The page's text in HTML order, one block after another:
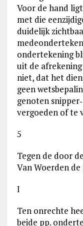
Voor de hand
met die
duidelijk
ondertekening
uit de
niet, dat het
geen
genoten
vergoeden of te
5
Tegen de door
Van Woerden
I
Ten onrechte
beide pp.